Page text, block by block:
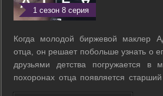
1 сезон 8 серия
Когда молодой биржевой маклер
отца, он решает побольше узнать о
друзьями детства погружается в
похоронах отца появляется
теперь полицейским. ...